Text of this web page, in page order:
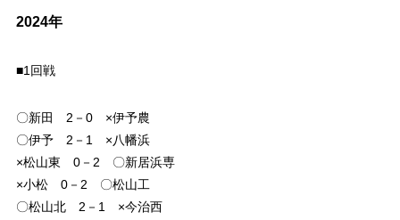
2024年
■1回戦
〇新田 2－0 ×伊予農
〇伊予 2－1 ×八幡浜
×松山東 0－2 〇新居浜専
×小松 0－2 〇松山工
〇松山北 2－1 ×今治西